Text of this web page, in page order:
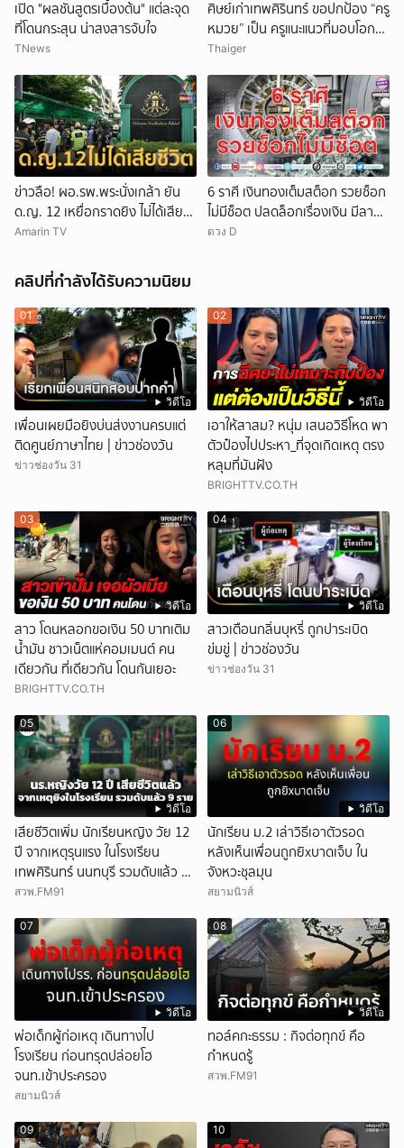
เปิด "ผลชันสูตรเบื้องต้น" แต่ละจุด
ที่โดนกระสุน น่าสงสารจับใจ
TNews
ศิษย์เก่าเทพศิรินทร์ ขอปกป้อง “ครู
หมวย” เป็น ครูแนะแนวที่มอบโอกาส
ให้เด็กเสมอ
Thaiger
ข่าวลือ! ผอ.รพ.พระนั่งเกล้า ยัน
ด.ญ. 12 เหยื่อกราดยิง ไม่ได้เสีย
ชีวิต
Amarin TV
6 ราศี เงินทองเต็มสต็อก รวยช็อก
ไม่มีช็อต ปลดล็อกเรื่องเงิน มีลาภ
ลอยจ่อคิว
ดวง D
คลิปที่กำลังได้รับความนิยม
วิดีโอ
01
เพื่อนเผยมือยิงบ่นส่งงานครบแต่
ติดศูนย์ภาษาไทย | ข่าวช่องวัน
ข่าวช่องวัน 31
วิดีโอ
02
เอาให้สาสม? หนุ่ม เสนอวิธีโหด พา
ตัวป๋องไปประหา_ที่จุดเกิดเหตุ ตรง
หลุมที่มันฝัง
BRIGHTTV.CO.TH
วิดีโอ
03
สาว โดนหลอกขอเงิน 50 บาทเติม
น้ำมัน ชาวเน็ตแห่คอมเมนต์ คน
เดียวกัน ที่เดียวกัน โดนกันเยอะ
BRIGHTTV.CO.TH
วิดีโอ
04
สาวเตือนกลิ่นบุหรี่ ถูกปาระเบิด
ข่มขู่ | ข่าวช่องวัน
ข่าวช่องวัน 31
วิดีโอ
05
เสียชีวิตเพิ่ม นักเรียนหญิง วัย 12
ปี จากเหตุรุนแรง ในโรงเรียน
เทพศิรินทร์ นนทบุรี รวมดับแล้ว 9
ราย
สวพ.FM91
วิดีโอ
06
นักเรียน ม.2 เล่าวิธีเอาตัวรอด
หลังเห็นเพื่อนถูกยิxบาดเจ็บ ใน
จังหวะชุลมุน
สยามนิวส์
วิดีโอ
07
พ่อเด็กผู้ก่อเหตุ เดินทางไป
โรงเรียน ก่อนทรุดปล่อยโฮ
จนท.เข้าประครอง
สยามนิวส์
วิดีโอ
08
ทอล์คกะธรรม : กิจต่อทุกข์ คือ
กำหนดรู้
สวพ.FM91
09 10